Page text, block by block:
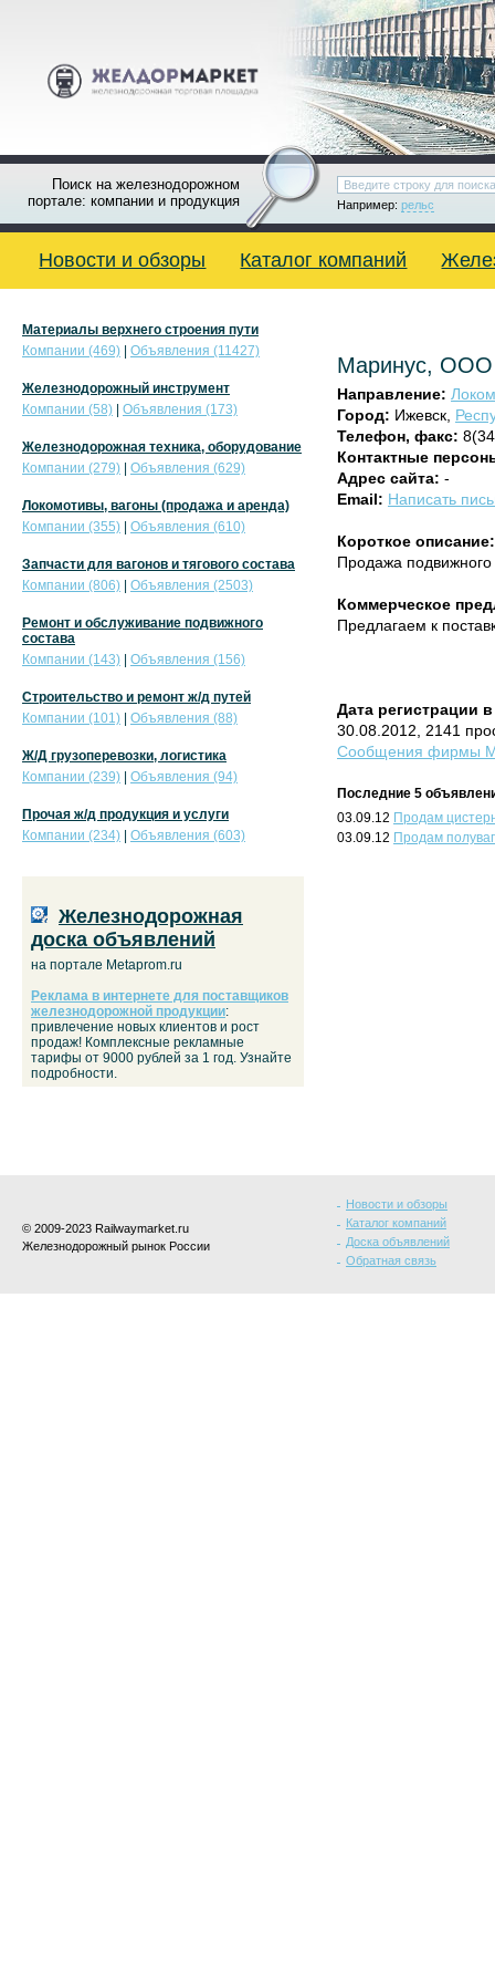
Поиск на железнодорожном
портале: компании и продукция
Например: рельс
Новости и обзоры Каталог компаний
Маринус, ООО
Направление:
Город: Ижевск,
Телефон, факс:
Контактные
Адрес сайта: -
Email: Написать
Короткое описание:
Продажа подвижного
Коммерческое
Предлагаем к
Дата регистрации в
30.08.2012, 2141
Сообщения фирмы
Последние 5
03.09.12 Продам
03.09.12 Продам
Материалы верхнего строения пути
Компании (469)
Объявления (11427)
Железнодорожный инструмент
Компании (58)
Объявления (173)
Железнодорожная техника, оборудование
Компании (279)
Объявления (629)
Локомотивы, вагоны (продажа и аренда)
Компании (355)
Объявления (610)
Запчасти для вагонов и тягового состава
Компании (806)
Объявления (2503)
Ремонт и обслуживание подвижного
состава
Компании (143)
Объявления (156)
Строительство и ремонт ж/д путей
Компании (101)
Объявления (88)
Ж/Д грузоперевозки, логистика
Компании (239)
Объявления (94)
Прочая ж/д продукция и услуги
Компании (234)
Объявления (603)
Железнодорожная
доска объявлений
на портале Metaprom.ru
Реклама в интернете для поставщиков
железнодорожной продукции:
привлечение новых клиентов и рост
продаж! Комплексные рекламные
тарифы от 9000 рублей за 1 год. Узнайте
подробности.
© 2009-2023 Railwaymarket.ru
Железнодорожный рынок России
Новости и обзоры
Каталог компаний
Доска объявлений
Обратная связь